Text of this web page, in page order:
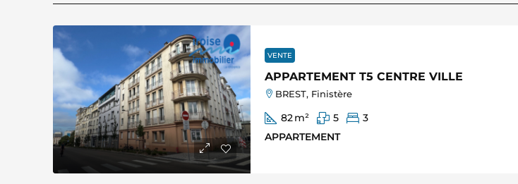
VENTE
APPARTEMENT T5 CENTRE VILLE
BREST, Finistère
82m² 5
3
APPARTEMENT